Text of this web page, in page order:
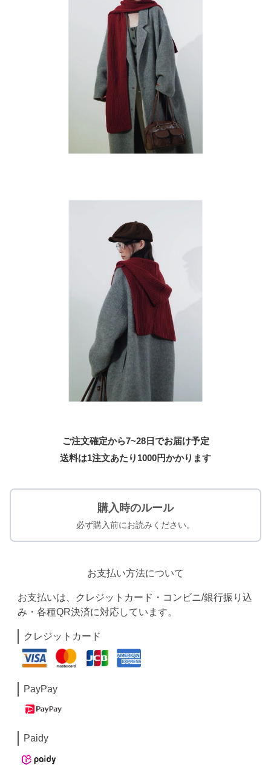
ご注文確定から7~28日でお届け予定
送料は1注文あたり 1000円かかります
購入時のルール
必ず購入前にお読みください。
お支払い方法について
お支払いは、クレジットカード・コンビニ/銀行振り込
み・各種QR決済に対応しています。
クレジットカード
PayPay
Paidy